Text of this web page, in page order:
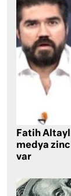
Fatih
medya
var